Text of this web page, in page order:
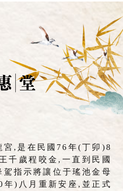
宮,是在民國76年(丁卯)8
千歲程咬金,一直到民國
指示將讓位于瑤池金母
)八月重新安座,並正式